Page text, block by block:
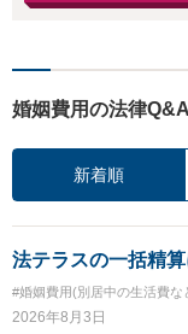
婚姻費用の法律Q&A
新着順
法テラスの一括精
#婚姻費用(別居中の生活費な
2026年8月3日